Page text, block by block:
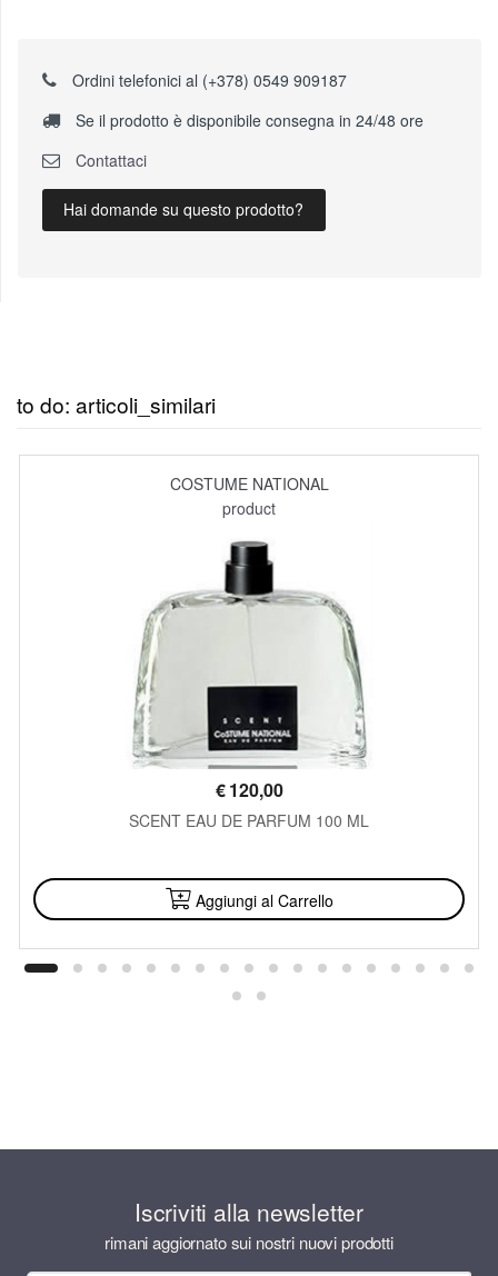
Ordini telefonici al (+378) 0549 909187
Se il prodotto è disponibile consegna in 24/48 ore
Contattaci
Hai domande su questo prodotto?
to do: articoli_similari
COSTUME NATIONAL
product
€120,00
SCENT EAU DE PARFUM 100 ML
Aggiungi al Carrello
Iscriviti alla newsletter
rimani aggiornato sui nostri nuovi prodotti